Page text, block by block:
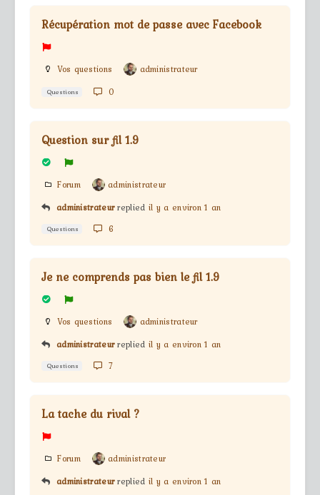
Récupération mot de passe avec Facebook
Vos questions administrateur
Questions 0
Question sur fil 1.9
Forum
administrateur
administrateur replied il y a environ 1 an
Questions 6
Je ne comprends pas bien le fil 1.9
Vos questions
administrateur
administrateur replied il y a environ 1 an
Questions 7
La tache du rival ?
Forum
administrateur
administrateur replied il y a environ 1 an